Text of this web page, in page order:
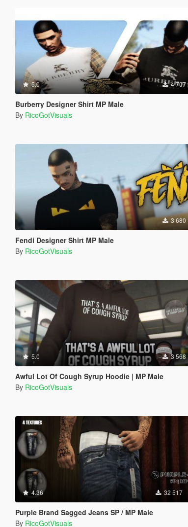
5.0 4 707
Burberry Designer Shirt MP Male
By RicoGotVisuals
3 680
Fendi Designer Shirt MP Male
By RicoGotVisuals
5.0 3 568
Awful Lot Of Cough Syrup Hoodie | MP Male
By RicoGotVisuals
4.36 32 517
Purple Brand Sagged Jeans SP / MP Male
By RicoGotVisuals